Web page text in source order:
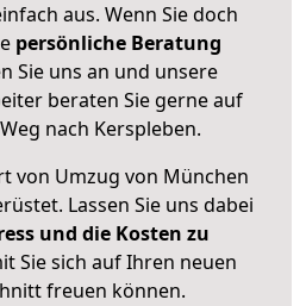
aus. Wenn Sie doch
persönliche Beratung
Sie uns an und unsere
beraten Sie gerne auf
nach Kerspleben.
von Umzug von München
Lassen Sie uns dabei
und die Kosten zu
Sie sich auf Ihren neuen
freuen können.